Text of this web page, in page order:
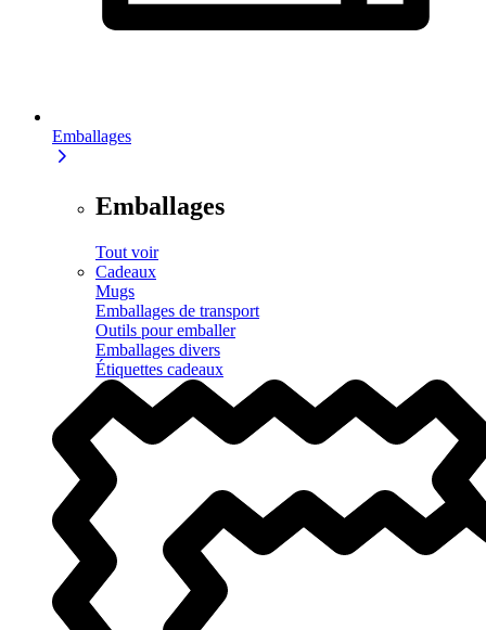
Emballages
Emballages
Tout voir
Cadeaux
Mugs
Emballages de transport
Outils pour emballer
Emballages divers
Étiquettes cadeaux